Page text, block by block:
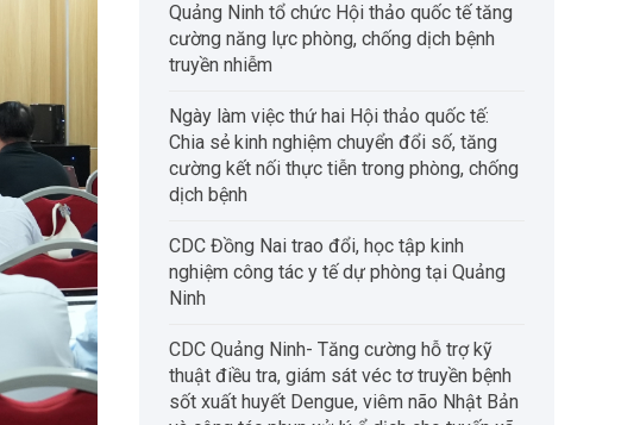
Quảng Ninh tổ chức Hội thảo quốc tế tăng
cường năng lực phòng, chống dịch bệnh
truyền nhiễm
Ngày làm việc thứ hai Hội thảo quốc tế:
Chia sẻ kinh nghiệm chuyển đổi số, tăng
cường kết nối thực tiễn trong phòng, chống
dịch bệnh
CDC Đồng Nai trao đổi, học tập kinh
nghiệm công tác y tế dự phòng tại Quảng
Ninh
CDC Quảng Ninh- Tăng cường hỗ trợ kỹ
thuật điều tra, giám sát véc tơ truyền bệnh
sốt xuất huyết Dengue, viêm não Nhật Bản